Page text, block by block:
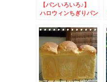
【パンいろいろ♪】
ハロウィンちぎりパン